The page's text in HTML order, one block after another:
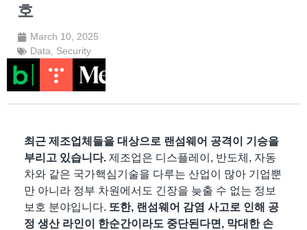
호
March 10, 2025
Data
Security
최근 제조업체들을 대상으로 랜섬웨어 공격이 기승을
부리고 있습니다. 제조업은 디스플레이, 반도체, 자동
차와 같은 국가핵심기술을 다루는 산업이 많아 기업뿐
만 아니라 정부 차원에서도 긴장을 늦출 수 없는 정보
보호 분야입니다. 또한, 랜섬웨어 감염 사고로 인해 공
정 생산 라인이 한순간이라도 중단된다면, 막대한 손